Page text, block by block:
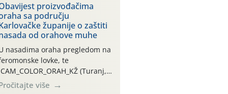
o početku leta i
potrebi usmjerenog
orahove muhe
completa)! Već
dana traje drugi
“toplinski udar”, koji
naročito izražen zadnja šest
(31.7.-05.8.), jer najviše
zraka svakodnevno
proizvođačima
sa području
županije o zaštiti
od orahove muhe
nasadima oraha pregledom na
lovke, te
CAM_COLOR_ORAH_KŽ (Turanj,
zabilježena je mala
više